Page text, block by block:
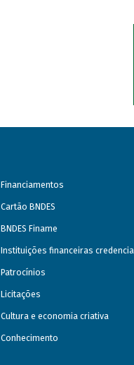
Financiamentos
Cartão BNDES
BNDES Finame
Instituições financeiras
Patrocínios
Licitações
Cultura e economia criativa
Conhecimento